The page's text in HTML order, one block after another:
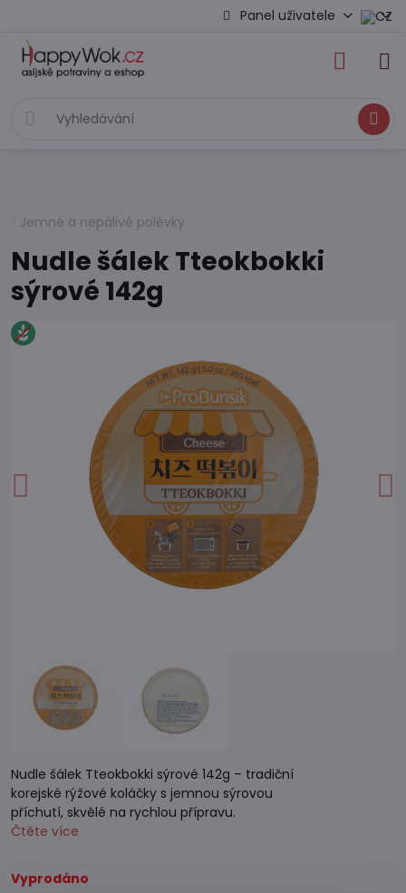
Panel uživatele
Hledat
Jemné a nepálivé polévky
Nudle šálek Tteokbokki
sýrové 142g
Nudle šálek Tteokbokki sýrové 142g – tradiční
korejské rýžové koláčky s jemnou sýrovou
příchutí, skvělé na rychlou přípravu.
Čtěte více
Vyprodáno